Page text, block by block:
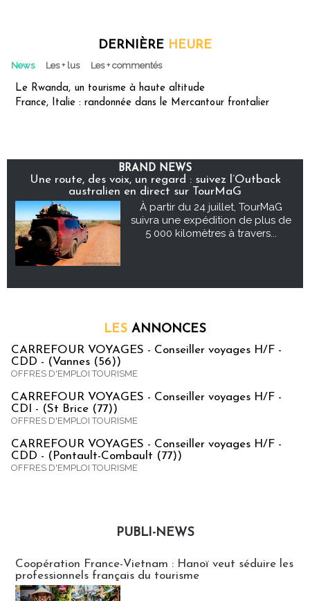
DERNIÈRE HEURE
News Les + lus Les + commentés
Le Rwanda, un tourisme à haute altitude
France, Italie : randonnée dans le Mercantour frontalier
BRAND NEWS
Une route, des voix, un regard : suivez l’Outback
australien en direct sur TourMaG
À partir du 24 juillet, TourMaG
suivra une expédition de plus de
5 000 kilomètres à travers...
LES ANNONCES
CARREFOUR VOYAGES - Conseiller voyages H/F -
CDD - (Vannes (56))
OFFRES D'EMPLOI TOURISME
CARREFOUR VOYAGES - Conseiller voyages H/F -
CDI - (St Brice (77))
OFFRES D'EMPLOI TOURISME
CARREFOUR VOYAGES - Conseiller voyages H/F -
CDD - (Pontault-Combault (77))
OFFRES D'EMPLOI TOURISME
PUBLI-NEWS
Coopération France-Vietnam : Hanoï veut séduire les
professionnels français du tourisme